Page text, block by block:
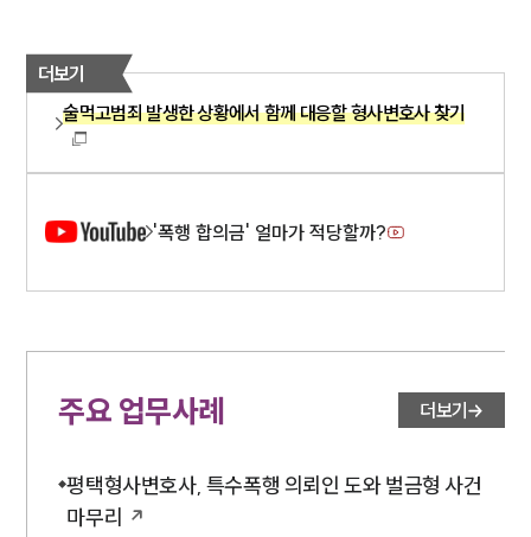
더보기
술먹고범죄 발생한 상황에서 함께 대응할 형사변호사 찾기
'폭행 합의금' 얼마가 적당할까?
주요 업무사례 더보기
평택형사변호사, 특수폭행 의뢰인 도와 벌금형 사건
마무리